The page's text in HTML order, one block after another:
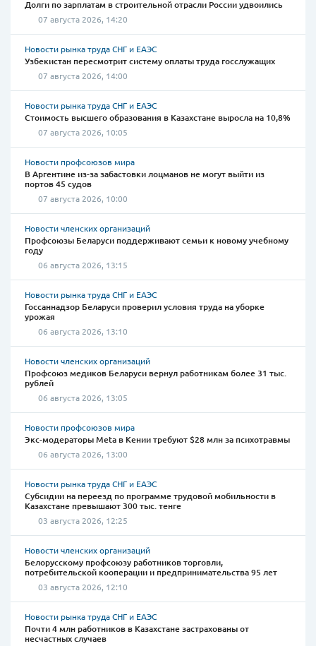
Долги по зарплатам в строительной отрасли России удвоились
07 августа 2026, 14:20
Новости рынка труда СНГ и ЕАЭС
Узбекистан пересмотрит систему оплаты труда госслужащих
07 августа 2026, 14:00
Новости рынка труда СНГ и ЕАЭС
Стоимость высшего образования в Казахстане выросла на 10,8%
07 августа 2026, 10:05
Новости профсоюзов мира
В Аргентине из-за забастовки лоцманов не могут выйти из
портов 45 судов
07 августа 2026, 10:00
Новости членских организаций
Профсоюзы Беларуси поддерживают семьи к новому учебному
году
06 августа 2026, 13:15
Новости рынка труда СНГ и ЕАЭС
Госсаннадзор Беларуси проверил условия труда на уборке
урожая
06 августа 2026, 13:10
Новости членских организаций
Профсоюз медиков Беларуси вернул работникам более 31 тыс.
рублей
06 августа 2026, 13:05
Новости профсоюзов мира
Экс-модераторы Meta в Кении требуют $28 млн за психотравмы
06 августа 2026, 13:00
Новости рынка труда СНГ и ЕАЭС
Субсидии на переезд по программе трудовой мобильности в
Казахстане превышают 300 тыс. тенге
03 августа 2026, 12:25
Новости членских организаций
Белорусскому профсоюзу работников торговли,
потребительской кооперации и предпринимательства 95 лет
03 августа 2026, 12:10
Новости рынка труда СНГ и ЕАЭС
Почти 4 млн работников в Казахстане застрахованы от
несчастных случаев